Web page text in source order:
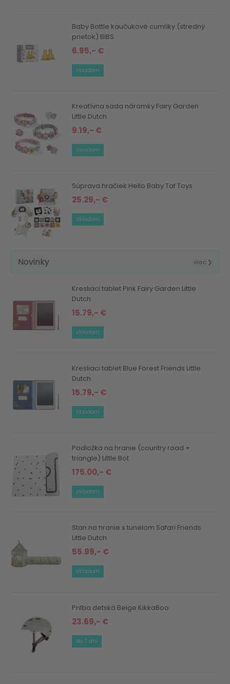
Baby Bottle kaučukové cumlíky (stredný
prietok) BIBS
6.95,- €
skladom
Kreatívna sada náramky Fairy Garden
Little Dutch
9.19,- €
skladom
Súprava hračiek Hello Baby Taf Toys
25.29,- €
skladom
Novinky viac ❯
Kresliaci tablet Pink Fairy Garden Little
Dutch
15.79,- €
skladom
Kresliaci tablet Blue Forest Friends Little
Dutch
15.79,- €
skladom
Podložka na hranie (country road +
triangle) Little Bot
175.00,- €
skladom
Stan na hranie s tunelom Safari Friends
Little Dutch
55.99,- €
skladom
Prilba detská Beige KikkaBoo
23.69,- €
do 7 dní